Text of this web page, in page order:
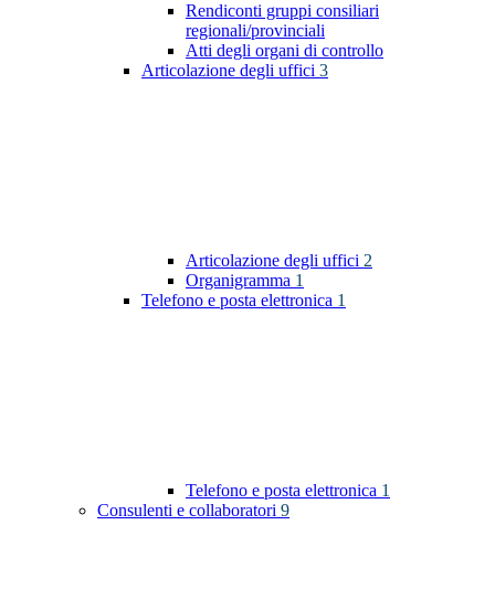
Rendiconti gruppi consiliari
regionali/provinciali
Atti degli organi di controllo
Articolazione degli uffici 3
Articolazione degli uffici 2
Organigramma 1
Telefono e posta elettronica 1
Telefono e posta elettronica 1
Consulenti e collaboratori 9